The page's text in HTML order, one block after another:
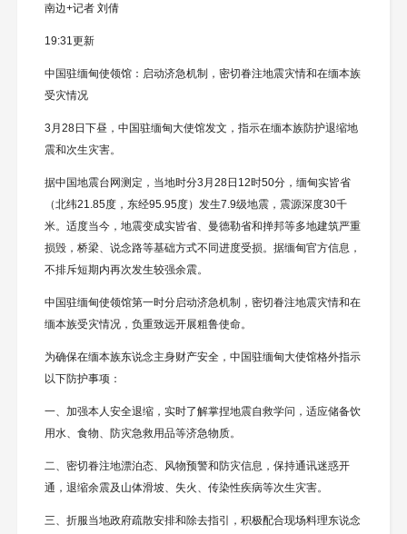
南边+记者 刘倩
19:31更新
中国驻缅甸使领馆：启动济急机制，密切眷注地震灾情和在缅本族
受灾情况
3月28日下昼，中国驻缅甸大使馆发文，指示在缅本族防护退缩地
震和次生灾害。
据中国地震台网测定，当地时分3月28日12时50分，缅甸实皆省
（北纬21.85度，东经95.95度）发生7.9级地震，震源深度30千
米。适度当今，地震变成实皆省、曼德勒省和掸邦等多地建筑严重
损毁，桥梁、说念路等基础方式不同进度受损。据缅甸官方信息，
不排斥短期内再次发生较强余震。
中国驻缅甸使领馆第一时分启动济急机制，密切眷注地震灾情和在
缅本族受灾情况，负重致远开展粗鲁使命。
为确保在缅本族东说念主身财产安全，中国驻缅甸大使馆格外指示
以下防护事项：
一、加强本人安全退缩，实时了解掌捏地震自救学问，适应储备饮
用水、食物、防灾急救用品等济急物质。
二、密切眷注地漂泊态、风物预警和防灾信息，保持通讯迷惑开
通，退缩余震及山体滑坡、失火、传染性疾病等次生灾害。
三、折服当地政府疏散安排和除去指引，积极配合现场料理东说念